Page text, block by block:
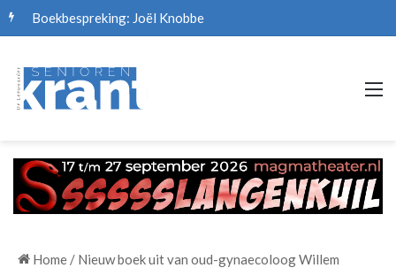
Boekbespreking: Joël Knobbe
Home / Nieuw boek uit van oud-gynaecoloog Willem